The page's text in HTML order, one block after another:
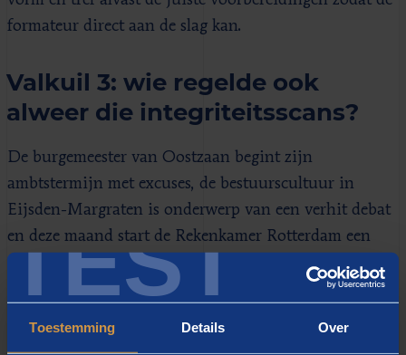
TEST
Toestemming Details Over
formateur direct aan de slag kan.
Valkuil 3: wie regelde ook
alweer die integriteitsscans?
De burgemeester van Oostzaan begint zijn
ambtstermijn met excuses, de bestuurscultuur in
Eijsden-Margraten is onderwerp van een verhit debat
en deze maand start de Rekenkamer Rotterdam een
grootschalig onderzoek naar de weerbaarheid van de
gemeente Rotterdam op het vlak van